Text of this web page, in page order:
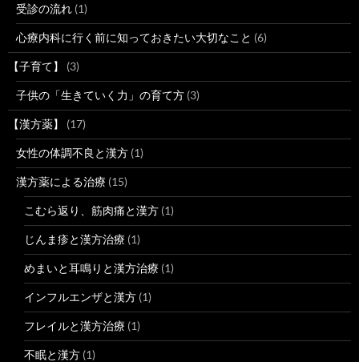
受診の流れ (1)
心療内科に行く前に知っておきたい大切なこと (6)
【子育て】 (3)
子供の「生きていく力」の育て方 (3)
【漢方薬】 (17)
女性の体調不良と漢方 (1)
漢方薬による治療 (15)
こむら返り、筋肉痛と漢方 (1)
じんま疹と漢方治療 (1)
めまいと耳鳴りと漢方治療 (1)
インフルエンザと漢方 (1)
フレイルと漢方治療 (1)
不眠と漢方 (1)